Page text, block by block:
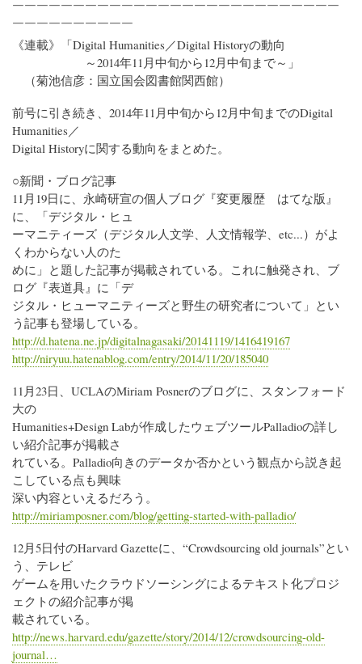
￣￣￣￣￣￣￣￣￣￣￣￣￣￣￣￣￣￣￣￣￣￣￣￣￣￣￣
￣￣￣￣￣￣￣￣￣￣
《連載》「Digital Humanities／Digital Historyの動向
～2014年11月中旬から12月中旬まで～」
（菊池信彦：国立国会図書館関西館）
前号に引き続き、2014年11月中旬から12月中旬までのDigital
Humanities／
Digital Historyに関する動向をまとめた。
○新聞・ブログ記事
11月19日に、永崎研宣の個人ブログ『変更履歴 はてな版』
に、「デジタル・ヒュ
ーマニティーズ（デジタル人文学、人文情報学、etc...）がよ
くわからない人のた
めに」と題した記事が掲載されている。これに触発され、ブ
ログ『表道具』に「デ
ジタル・ヒューマニティーズと野生の研究者について」とい
う記事も登場している。
http://d.hatena.ne.jp/digitalnagasaki/20141119/1416419167
http://niryuu.hatenablog.com/entry/2014/11/20/185040
11月23日、UCLAのMiriam Posnerのブログに、スタンフォード
大の
Humanities+Design Labが作成したウェブツールPalladioの詳し
い紹介記事が掲載さ
れている。Palladio向きのデータか否かという観点から説き起
こしている点も興味
深い内容といえるだろう。
http://miriamposner.com/blog/getting-started-with-palladio/
12月5日付のHarvard Gazetteに、“Crowdsourcing old journals”とい
う、テレビ
ゲームを用いたクラウドソーシングによるテキスト化プロジ
ェクトの紹介記事が掲
載されている。
http://news.harvard.edu/gazette/story/2014/12/crowdsourcing-old-
journal…